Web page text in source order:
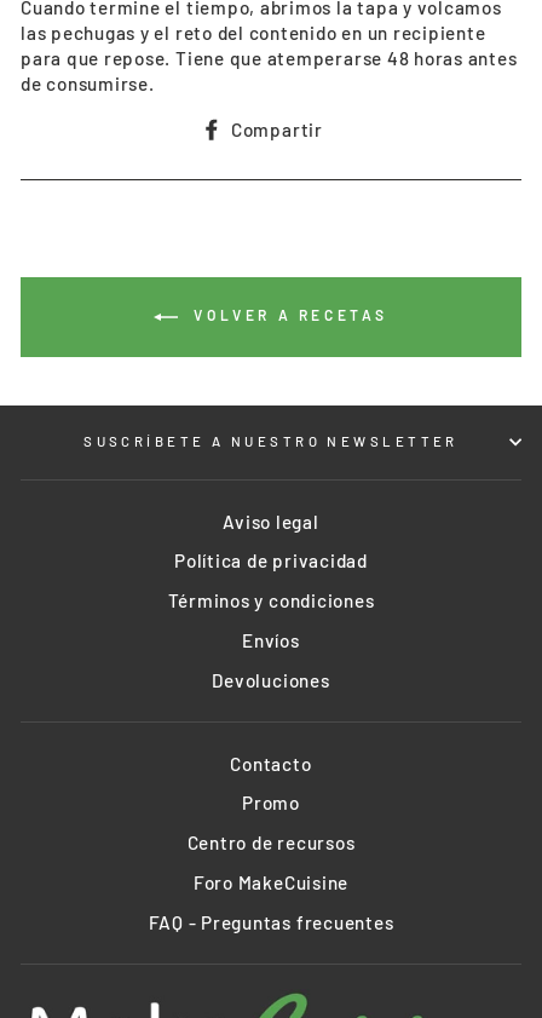
Cuando termine el tiempo, abrimos la tapa y volcamos
las pechugas y el reto del contenido en un recipiente
para que repose. Tiene que atemperarse 48 horas antes
de consumirse.
Compartir
Facebook
VOLVER A RECETAS
SUSCRÍBETE A NUESTRO NEWSLETTER
Aviso legal
Política de privacidad
Términos y condiciones
Envíos
Devoluciones
Contacto
Promo
Centro de recursos
Foro MakeCuisine
FAQ - Preguntas frecuentes